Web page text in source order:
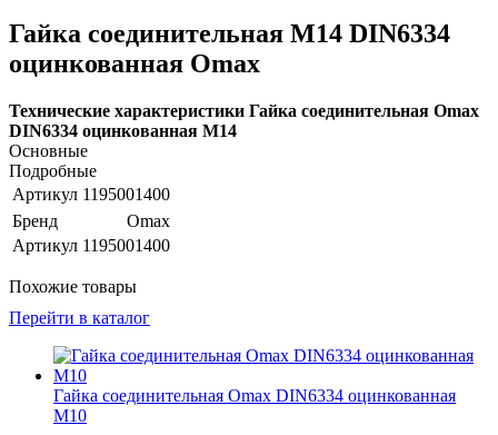
Гайка соединительная M14 DIN6334
оцинкованная Omax
Технические характеристики Гайка соединительная Omax
DIN6334 оцинкованная M14
Основные
Подробные
Артикул 1195001400
Бренд
Omax
Артикул 1195001400
Похожие товары
Перейти в каталог
Гайка соединительная Omax DIN6334 оцинкованная
M10